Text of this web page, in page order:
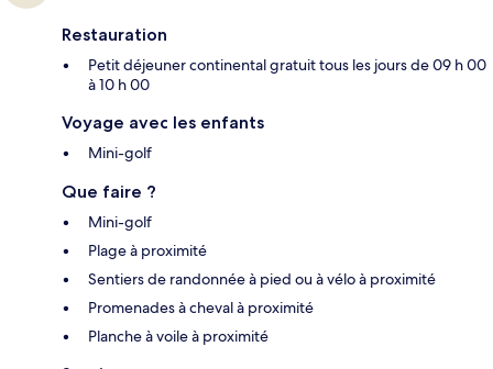
Restauration
Petit déjeuner continental gratuit tous les jours de 09 h 00
à 10 h 00
Voyage avec les enfants
Mini-golf
Que faire ?
Mini-golf
Plage à proximité
Sentiers de randonnée à pied ou à vélo à proximité
Promenades à cheval à proximité
Planche à voile à proximité